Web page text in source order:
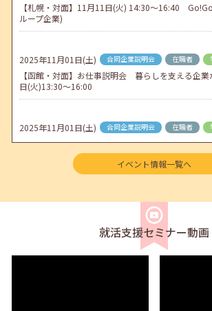
2026年04月02日(木) jobcafeからのお知らせ
ゴールデンウィーク期間中のご利用について
【札幌・対面】11月11日(火) 14:30～16:40
ループ企業)
2025年11月01日(土) 合同企業説明会 在職者
【函館・対面】お仕事説明会 暮らしを支える
日(火)13:30～16:00
2025年11月01日(土) 合同企業説明会 在職者
【函館・対面】企業交流会 企業と出会うフリー
月20日(木)13:30～16:00
【札幌・対面】11月21日(金) 14:00～16:30
学生
イベント情報一覧へ
就活支援セミナー動画